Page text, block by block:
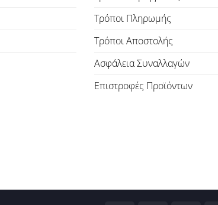
Τρόποι Πληρωμής
Τρόποι Αποστολής
Ασφάλεια Συναλλαγών
Επιστροφές Προϊόντων